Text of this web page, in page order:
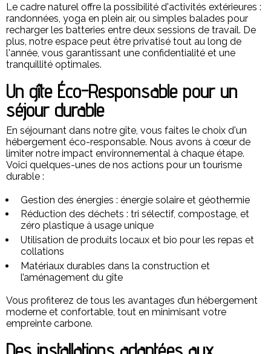
Le cadre naturel offre la possibilité d'activités extérieures :
randonnées, yoga en plein air, ou simples balades pour
recharger les batteries entre deux sessions de travail. De
plus, notre espace peut être privatisé tout au long de
l'année, vous garantissant une confidentialité et une
tranquillité optimales.
Un gîte Éco-Responsable pour un
séjour durable
En séjournant dans notre gîte, vous faites le choix d'un
hébergement éco-responsable. Nous avons à cœur de
limiter notre impact environnemental à chaque étape.
Voici quelques-unes de nos actions pour un tourisme
durable :
Gestion des énergies : énergie solaire et géothermie
Réduction des déchets : tri sélectif, compostage, et
zéro plastique à usage unique
Utilisation de produits locaux et bio pour les repas et
collations
Matériaux durables dans la construction et
l’aménagement du gîte
Vous profiterez de tous les avantages d’un hébergement
moderne et confortable, tout en minimisant votre
empreinte carbone.